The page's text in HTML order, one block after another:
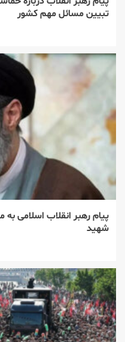
تبیین مسائل مهم کشور
پیام رهبر انقلاب اسلامی
شهید